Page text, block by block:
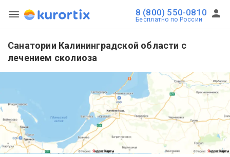
8 (800) 550-0810
Бесплатно по России
Санатории Калининградской области с
лечением сколиоза